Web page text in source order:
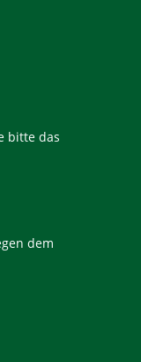
bitte das
dem